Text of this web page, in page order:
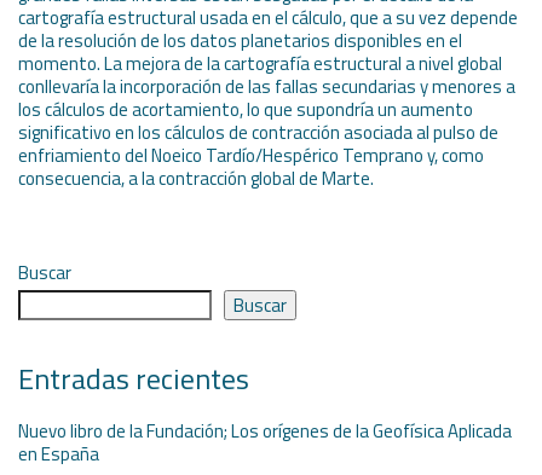
cartografía estructural usada en el cálculo, que a su vez depende
de la resolución de los datos planetarios disponibles en el
momento. La mejora de la cartografía estructural a nivel global
conllevaría la incorporación de las fallas secundarias y menores a
los cálculos de acortamiento, lo que supondría un aumento
significativo en los cálculos de contracción asociada al pulso de
enfriamiento del Noeico Tardío/Hespérico Temprano y, como
consecuencia, a la contracción global de Marte.
Buscar
Buscar
Entradas recientes
Nuevo libro de la Fundación; Los orígenes de la Geofísica Aplicada
en España